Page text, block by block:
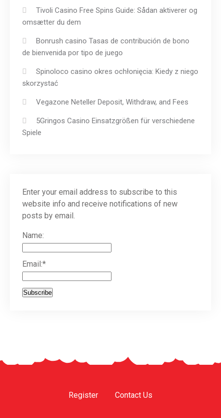
Tivoli Casino Free Spins Guide: Sådan aktiverer og
omsætter du dem
Bonrush casino Tasas de contribución de bono
de bienvenida por tipo de juego
Spinoloco casino okres ochłonięcia: Kiedy z niego
skorzystać
Vegazone Neteller Deposit, Withdraw, and Fees
5Gringos Casino Einsatzgrößen für verschiedene
Spiele
Enter your email address to subscribe to this
website info and receive notifications of new
posts by email.
Name:
Email:*
Register Contact Us